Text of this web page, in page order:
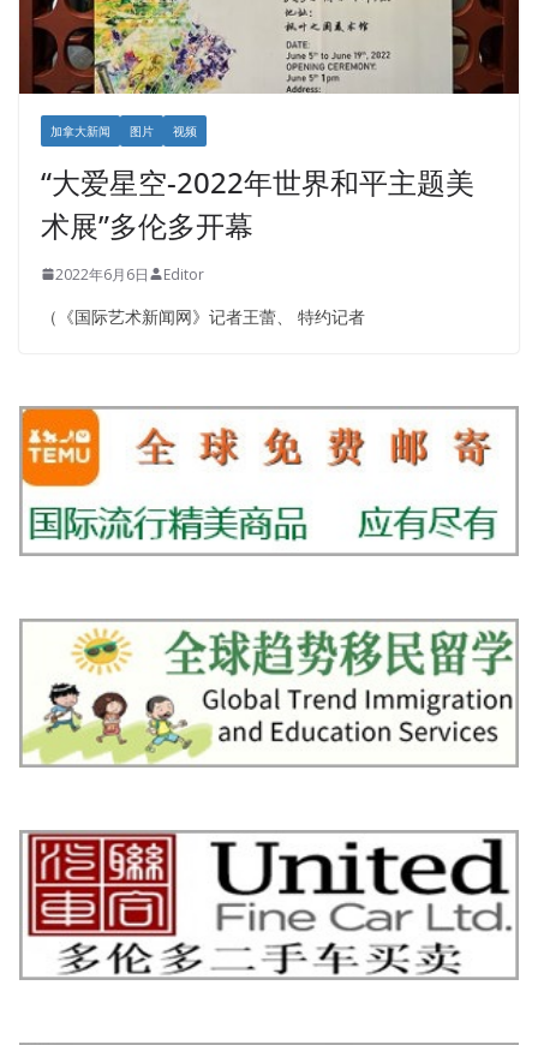
加拿大新闻 图片 视频
“大爱星空-2022年世界和平主题美
术展”多伦多开幕
2022年6月6日 Editor
（《国际艺术新闻网》记者王蕾、 特约记者